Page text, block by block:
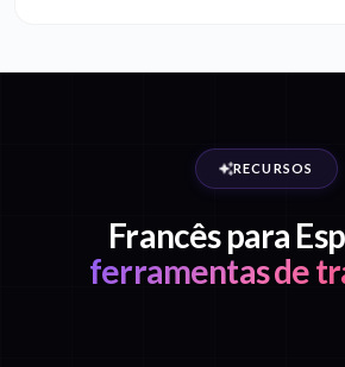
RECURSOS
Francês para
ferramentas de